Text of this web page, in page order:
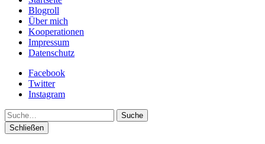
Blogroll
Über mich
Kooperationen
Impressum
Datenschutz
Facebook
Twitter
Instagram
Suche
Schließen